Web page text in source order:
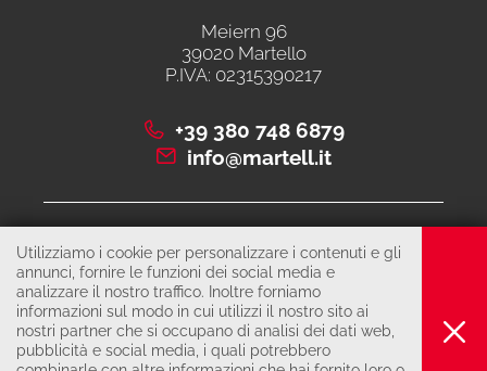
Meiern 96
39020 Martello
P.IVA: 02315390217
+39 380 748 6879
info@martell.it
CHIAMARE
© 2026 Cooperativa di comunità martello 3B
COLOPHON
Utilizziamo i cookie per personalizzare i contenuti e gli
annunci, fornire le funzioni dei social media e
analizzare il nostro traffico. Inoltre forniamo
informazioni sul modo in cui utilizzi il nostro sito ai
nostri partner che si occupano di analisi dei dati web,
pubblicità e social media, i quali potrebbero